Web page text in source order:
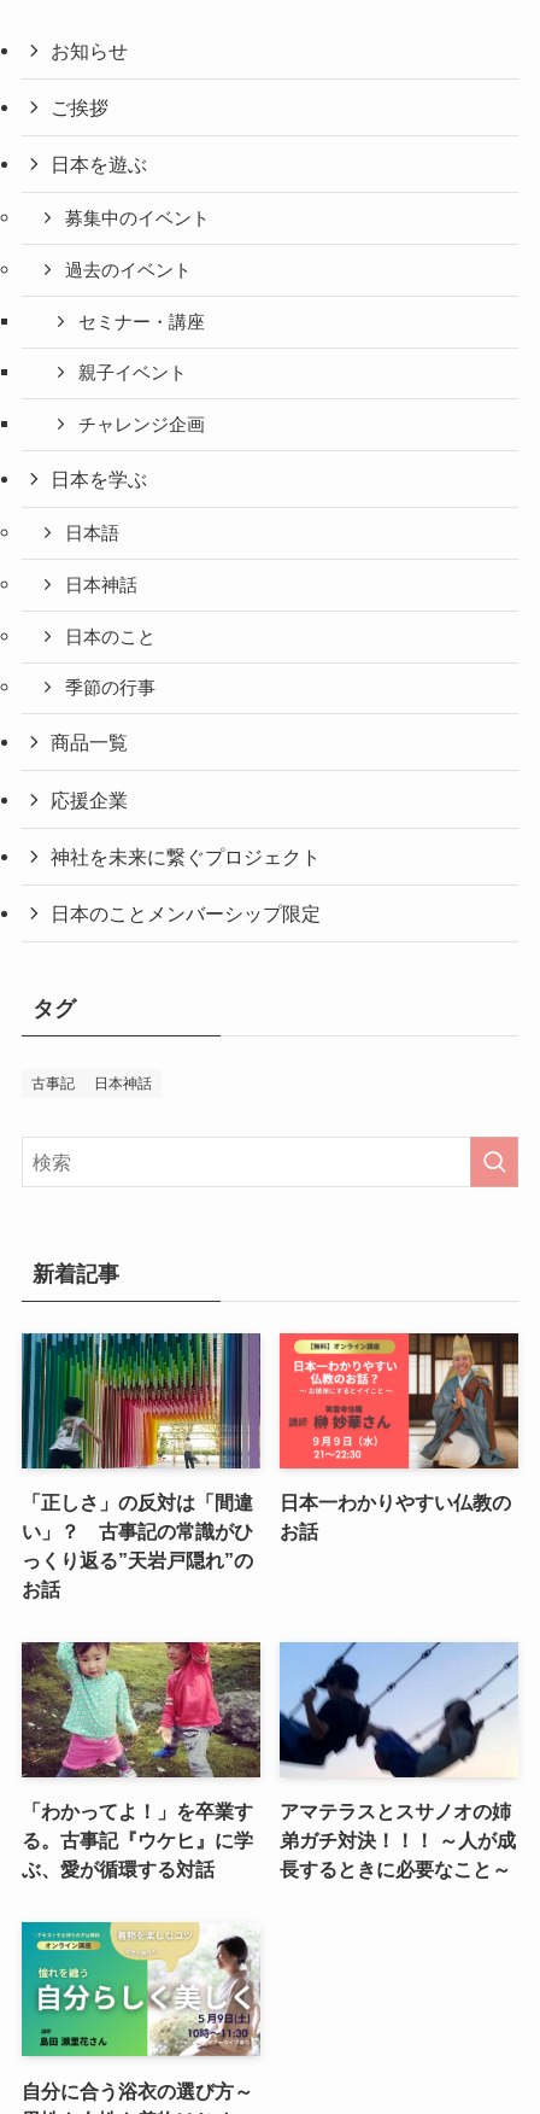
お知らせ
ご挨拶
日本を遊ぶ
募集中のイベント
過去のイベント
セミナー・講座
親子イベント
チャレンジ企画
日本を学ぶ
日本語
日本神話
日本のこと
季節の行事
商品一覧
応援企業
神社を未来に繋ぐプロジェクト
日本のことメンバーシップ限定
タグ
古事記 日本神話
新着記事
「正しさ」の反対は「間違
い」？ 古事記の常識がひ
っくり返る”天岩戸隠れ”の
お話
日本一わかりやすい仏教の
お話
「わかってよ！」を卒業す
る。古事記『ウケヒ』に学
ぶ、愛が循環する対話
アマテラスとスサノオの姉
弟ガチ対決！！！ ～人が成
長するときに必要なこと～
自分に合う浴衣の選び方～